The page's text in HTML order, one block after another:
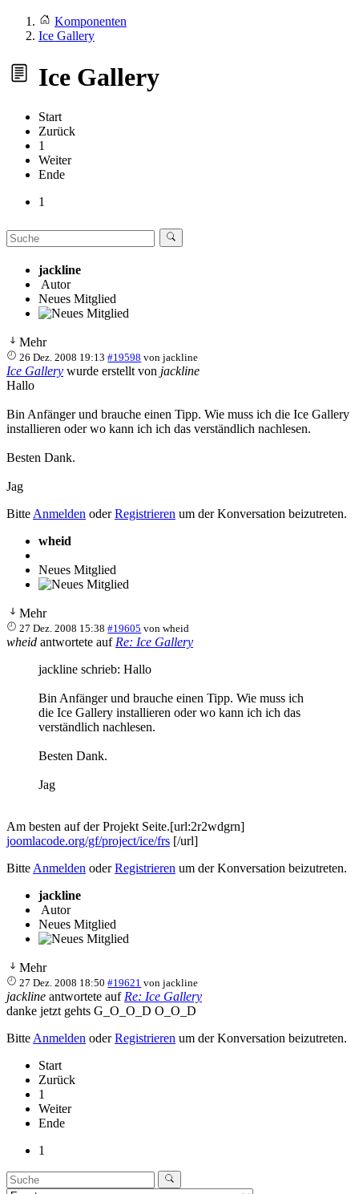
Komponenten
Ice Gallery
Ice Gallery
Start
Zurück
1
Weiter
Ende
1
jackline
Autor
Neues Mitglied
Mehr
26 Dez. 2008 19:13 #19598 vonjackline
Ice Gallery wurde erstellt von jackline
Hallo
Bin Anfänger und brauche einen Tipp. Wie muss ich die Ice Gallery
installieren oder wo kann ich ich das verständlich nachlesen.
Besten Dank.
Jag
Bitte Anmelden oderRegistrieren um der Konversation beizutreten.
wheid
Neues Mitglied
Mehr
27 Dez. 2008 15:38 #19605 vonwheid
wheid antwortete auf Re: Ice Gallery
jackline schrieb: Hallo
Bin Anfänger und brauche einen Tipp. Wie muss ich
die Ice Gallery installieren oder wo kann ich ich das
verständlich nachlesen.
Besten Dank.
Jag
Am besten auf der Projekt Seite.[url:2r2wdgrn]
joomlacode.org/gf/project/ice/frs [/url]
Bitte Anmelden oderRegistrieren um der Konversation beizutreten.
jackline
Autor
Neues Mitglied
Mehr
27 Dez. 2008 18:50 #19621 vonjackline
jackline antwortete auf Re: Ice Gallery
danke jetzt gehts G_O_O_D O_O_D
Bitte Anmelden oderRegistrieren um der Konversation beizutreten.
Start
Zurück
1
Weiter
Ende
1